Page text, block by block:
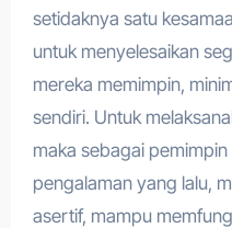
setidaknya satu
untuk menyelesaikan
mereka memimpin,
sendiri. Untuk
maka sebagai
pengalaman yang lalu,
asertif, mampu